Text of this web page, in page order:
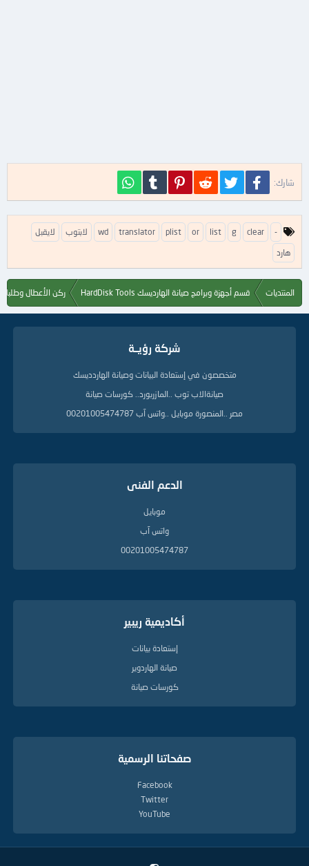
شارك: فيسبوك تويتر Reddit
Pinterest
Tumblr
ا
ل
ك
ل
م
ا
ا
ل
-
clear
g
list
or
plist
translator
wd لابتوب
لايقبل
هارد
المنتديات قسم أجهزة وبرامج صيانة الهارديسك HardDisk Tools ركن الأعطال وطلبات
شركة رؤيــة
متخصصون في إستعادة البيانات وصيانة الهاردديسك
صيانةالاب توب ..المازربورد.. كورسات صيانة
مصر ..المنصورة موبايل ..واتس آب 00201005474787
الدعم الفنى
موبايل
واتس آب
00201005474787
أكاديمية ريبير
إستعادة بيانات
صيانة الهاردوير
كورسات صيانة
صفحاتنا الرسمية
Facebook
Twitter
YouTube